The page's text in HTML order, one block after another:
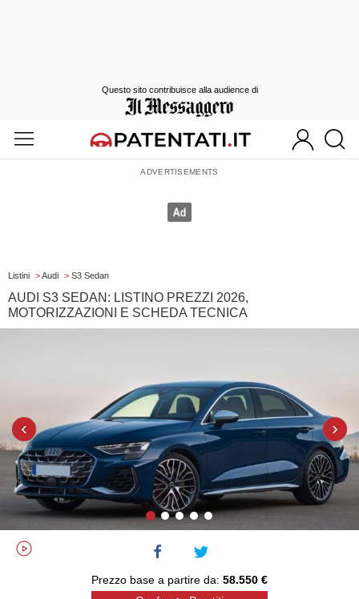
Listini >Audi > S3 Sedan
AUDI S3 SEDAN: LISTINO PREZZI 2026,
MOTORIZZAZIONI E SCHEDA TECNICA
‹ ›
Prezzo base a partire da: 58.550 €
Questo sito contribuisce alla audience di